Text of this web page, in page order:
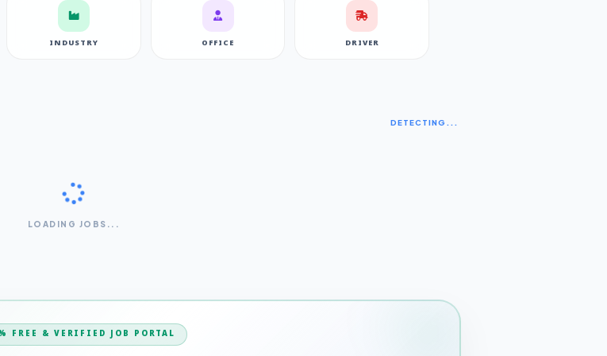
INDUSTRY OFFICE DRIVER
DETECTING...
LOADING JOBS...
FREE & VERIFIED JOB PORTAL